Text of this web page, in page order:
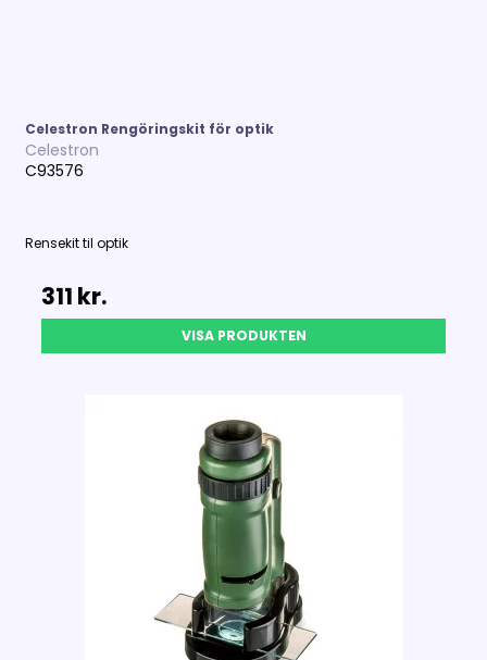
Celestron Rengöringskit för optik
Celestron
C93576
Rensekit til optik
311 kr.
VISA PRODUKTEN